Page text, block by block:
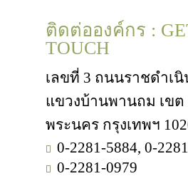
ติดต่อองค์กร :
TOUCH
เลขที่ 3 ถนนราชดำเ
แขวงบ้านพานถม เขต
พระนคร กรุงเทพฯ
0-2281-5884, 0-
0-2281-0979